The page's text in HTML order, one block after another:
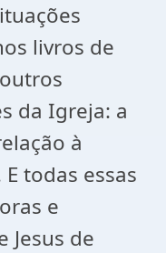
livros de
da Igreja: a
à
todas essas
e
Jesus de